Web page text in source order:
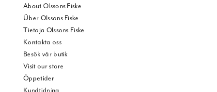
About Olssons Fiske
Über Olssons Fiske
Tietoja Olssons Fiske
Kontakta oss
Besök vår butik
Visit our store
Öppetider